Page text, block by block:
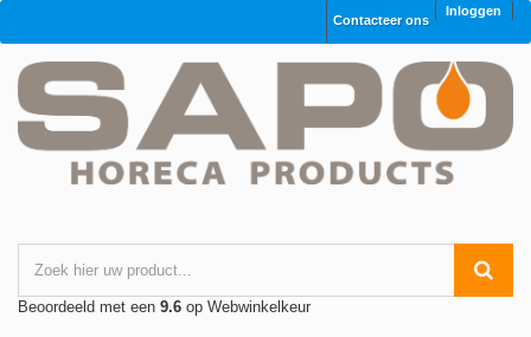
Inloggen
Contacteer ons
Beoordeeld met een 9.6 op Webwinkelkeur